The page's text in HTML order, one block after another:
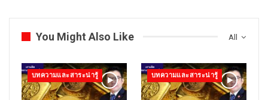
All
You Might Also Like
บทความและสาระน่ารู้ บทความและสาระน่ารู้